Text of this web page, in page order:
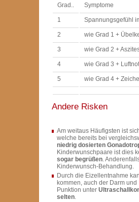
Grad.. Symptome
1 Spannungsgefühl
2 wie Grad 1 +
3 wie Grad 2 +
4 wie Grad 3 +
5 wie Grad 4 +
Andere Risken
Am weitaus Häufigsten ist
welche bereits bei
niedrig dosierten
Kinderwunschpaare ist dies
sogar begrüßen.
Kinderwunsch-Behandlung.
Durch die Eizellentnahme
kommen, auch der Darm
Punktion unter
selten.